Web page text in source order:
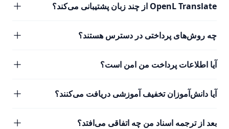
OpenL Translate از چند زبان پشتیبانی می‌کند؟
چه روش‌های پرداختی در دسترس هستند؟
آیا اطلاعات پرداخت من امن است؟
آیا دانش‌آموزان تخفیف آموزشی دریافت می‌کنند؟
بعد از ترجمه اسناد من چه اتفاقی می‌افتد؟